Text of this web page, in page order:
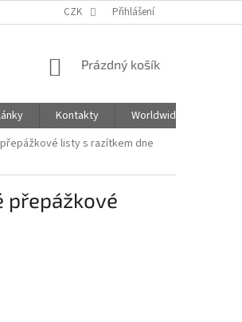
ZÁSADY SOUBORŮ COOKIES
CZK Přihlášení
NÁKUPNÍ
Prázdný košík
Kontakty Worldwide Shipping
přepážkové listy s razítkem dne
přepážkové